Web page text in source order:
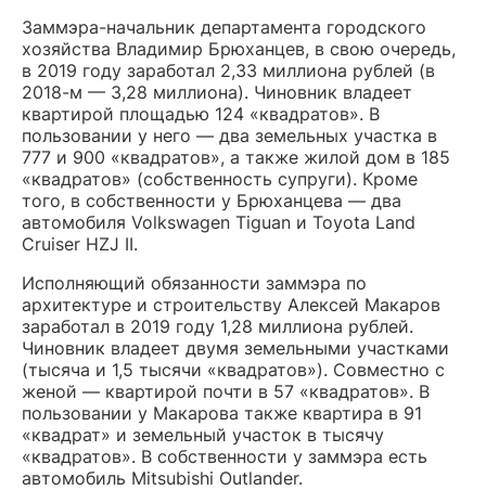
Заммэра-начальник департамента городского
хозяйства Владимир Брюханцев, в свою очередь,
в 2019 году заработал 2,33 миллиона рублей (в
2018-м — 3,28 миллиона). Чиновник владеет
квартирой площадью 124 «квадратов». В
пользовании у него — два земельных участка в
777 и 900 «квадратов», а также жилой дом в 185
«квадратов» (собственность супруги). Кроме
того, в собственности у Брюханцева — два
автомобиля Volkswagen Tiguan и Toyota Land
Cruiser HZJ II.
Исполняющий обязанности заммэра по
архитектуре и строительству Алексей Макаров
заработал в 2019 году 1,28 миллиона рублей.
Чиновник владеет двумя земельными участками
(тысяча и 1,5 тысячи «квадратов»). Совместно с
женой — квартирой почти в 57 «квадратов». В
пользовании у Макарова также квартира в 91
«квадрат» и земельный участок в тысячу
«квадратов». В собственности у заммэра есть
автомобиль Mitsubishi Outlander.